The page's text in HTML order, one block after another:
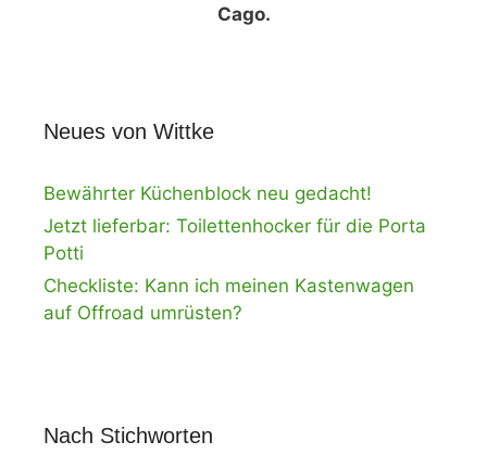
Cago.
Neues von Wittke
Bewährter Küchenblock neu gedacht!
Jetzt lieferbar: Toilettenhocker für die Porta
Potti
Checkliste: Kann ich meinen Kastenwagen
auf Offroad umrüsten?
Nach Stichworten